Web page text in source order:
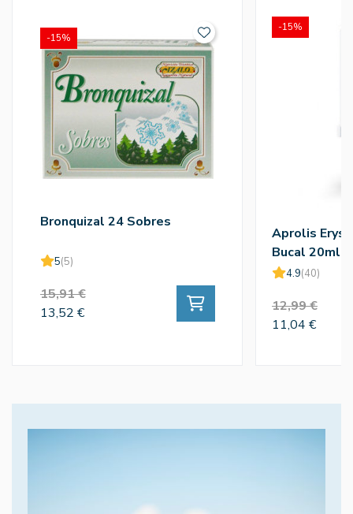
Bronquizal 24 Sobres
5(5)
15,91 €
13,52 €
-15%
Aprolis
Bucal 20ml
4.9(40)
12,99 €
11,04 €
-15%